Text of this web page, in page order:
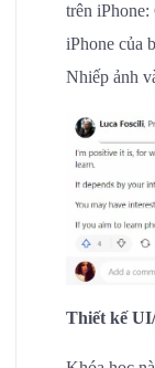
trên iPhone:
iPhone của
Nhiếp ảnh
Thiết kế